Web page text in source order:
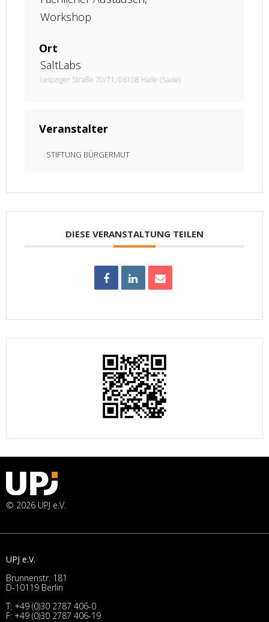
Workshop
Ort
SaltLabs
Leipziger Straße 70/71, 06108 Halle (Saale)
Veranstalter
STIFTUNG BÜRGERMUT
DIESE VERANSTALTUNG TEILEN
© 2026 UPJ e.V.
UPJ e.V.
Brunnenstr. 181
D-10119 Berlin
T: +49 (0)30 2787 406-0
F: +49 (0)30 2787 406-19